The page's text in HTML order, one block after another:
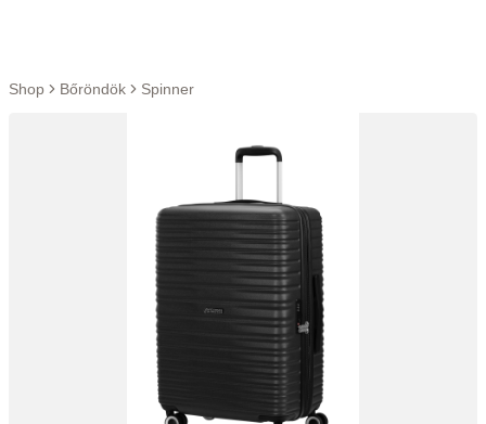
Ugrás a tartalomra
Shop Bőröndök Spinner